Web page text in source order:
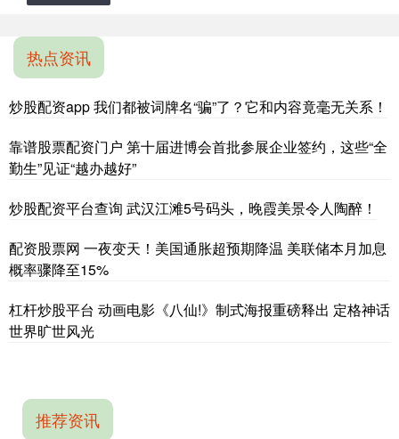
热点资讯
炒股配资app 我们都被词牌名“骗”了？它和内容竟毫无关系！
靠谱股票配资门户 第十届进博会首批参展企业签约，这些“全
勤生”见证“越办越好”
炒股配资平台查询 武汉江滩5号码头，晚霞美景令人陶醉！
配资股票网 一夜变天！美国通胀超预期降温 美联储本月加息
概率骤降至15%
杠杆炒股平台 动画电影《八仙!》制式海报重磅释出 定格神话
世界旷世风光
推荐资讯